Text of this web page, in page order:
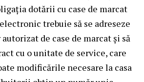
dotării cu case de marcat
trebuie să se adreseze
de case de marcat și să
cu o unitate de service, care
modificările necesare la casa